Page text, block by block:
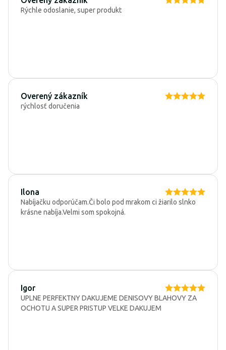
Rýchle odoslanie, super produkt
Overený zákazník
rýchlosť doručenia
Ilona
Nabíjačku odporúčam.Či bolo pod mrakom ci žiarilo slnko
krásne nabíja.Velmi som spokojná.
Igor
UPLNE PERFEKTNY DAKUJEME DENISOVY BLAHOVY ZA
OCHOTU A SUPER PRISTUP VELKE DAKUJEM